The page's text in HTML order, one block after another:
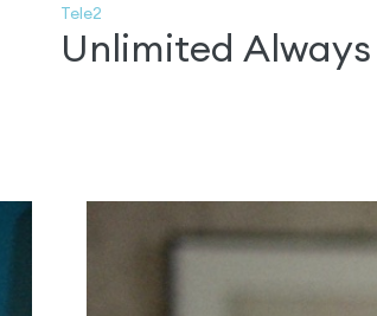
Tele2
Unlimited Always